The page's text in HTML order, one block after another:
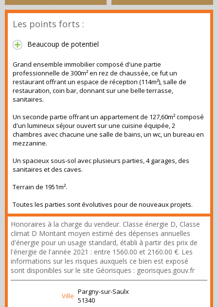
Les points forts :
Beaucoup de potentiel
Grand ensemble immobilier composé d'une partie
professionnelle de 300m² en rez de chaussée, ce fut un
restaurant offrant un espace de réception (114m²), salle de
restauration, coin bar, donnant sur une belle terrasse,
sanitaires.
Un seconde partie offrant un appartement de 127,60m² composé
d'un lumineux séjour ouvert sur une cuisine équipée, 2
chambres avec chacune une salle de bains, un wc, un bureau en
mezzanine.
Un spacieux sous-sol avec plusieurs parties, 4 garages, des
sanitaires et des caves.
Terrain de 1951m².
Toutes les parties sont évolutives pour de nouveaux projets.
Honoraires à la charge du vendeur. Classe énergie D, Classe
climat D Montant moyen estimé des dépenses annuelles
d'énergie pour un usage standard, établi à partir des prix de
l'énergie de l'année 2021 : entre 1560.00 et 2160.00 €. Les
informations sur les risques auxquels ce bien est exposé
sont disponibles sur le site Géorisques : georisques.gouv.fr
Ville Pargny-sur-Saulx
51340